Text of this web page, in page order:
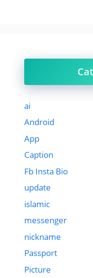
ai
Android
App
Caption
Fb Insta Bio
update
islamic
messenger
nickname
Passport
Picture